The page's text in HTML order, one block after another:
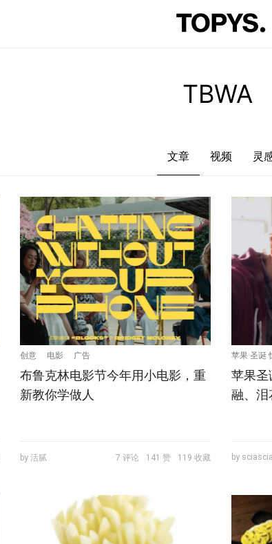
文章 视频 灵
创意 电影 广告
布鲁克林电影节今年用小电影，重
新教你学做人
by 活腻 7 评论 141 赞 119 收藏
苹果 圣诞
TBWA
苹果圣
融、泪
by sciascia